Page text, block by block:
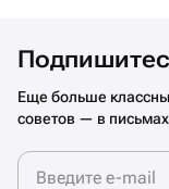
Еще больше
советов — в
Введите e-mail